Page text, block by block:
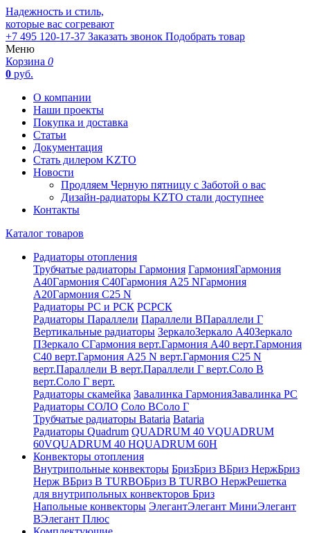
Надежность и стиль,
которые вас согревают
+7 495 120-17-37 Заказать звонок Подобрать товар
Меню
Корзина 0
0 руб.
О компании
Наши проекты
Покупка и доставка
Статьи
Документация
Стать дилером KZTO
Новости
Продляем Черную пятницу с Заботой о вас
Дизайн-радиаторы KZTO стали доступнее
Контакты
Каталог товаров
Радиаторы отопления
Трубчатые радиаторы Гармония ГармонияГармония
А40Гармония С40Гармония А25 NГармония
А20Гармония С25 N
Радиаторы РС и РСК РСРСК
Радиаторы Параллели Параллели ВПараллели Г
Вертикальные радиаторы ЗеркалоЗеркало А40Зеркало
ПЗеркало СГармония верт.Гармония А40 верт.Гармония
С40 верт.Гармония А25 N верт.Гармония С25 N
верт.Параллели В верт.Параллели Г верт.Соло В
верт.Соло Г верт.
Радиаторы скамейка Завалинка ГармонияЗавалинка РС
Радиаторы СОЛО Соло ВСоло Г
Трубчатые радиаторы Bataria Bataria
Радиаторы Quadrum QUADRUM 40 VQUADRUM
60VQUADRUM 40 HQUADRUM 60H
Конвекторы отопления
Внутрипольные конвекторы БризБриз ВБриз НержБриз
Нерж ВБриз В TURBOБриз В TURBO НержРешетка
для внутрипольных конвекторов Бриз
Напольные конвекторы ЭлегантЭлегант МиниЭлегант
ВЭлегант Плюс